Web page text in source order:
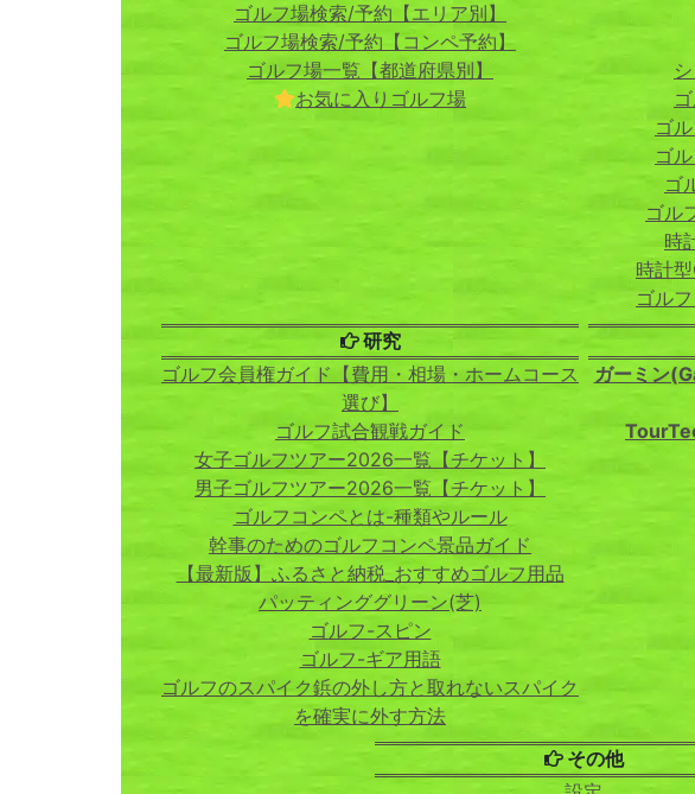
ゴルフ場検索/予約【エリア別】
ゴルフ場検索/予約【コンペ予約】
ゴルフ場一覧【都道府県別】
お気に入りゴルフ場
ゴ
ゴ
ゴ
ゴル
時
時計
ゴル
研究
ゴルフ会員権ガイド【費用・相場・ホームコース
選び】
ゴルフ試合観戦ガイド
女子ゴルフツアー2026一覧【チケット】
男子ゴルフツアー2026一覧【チケット】
ゴルフコンペとは-種類やルール
幹事のためのゴルフコンペ景品ガイド
【最新版】ふるさと納税_おすすめゴルフ用品
パッティンググリーン(芝)
ゴルフ-スピン
ゴルフ-ギア用語
ゴルフのスパイク鋲の外し方と取れないスパイク
を確実に外す方法
ガーミン
その他